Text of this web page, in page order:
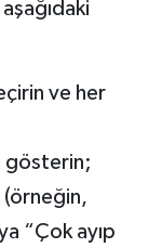
ve her
gösterin;
(örneğin,
“Çok ayıp